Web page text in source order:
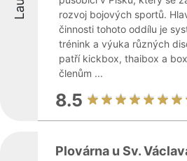
rozvoj bojových sportů.
činnosti tohoto oddílu je
trénink a výuka různých
patří kickbox, thaibox a
členům ...
8.5
Plovárna u Sv.